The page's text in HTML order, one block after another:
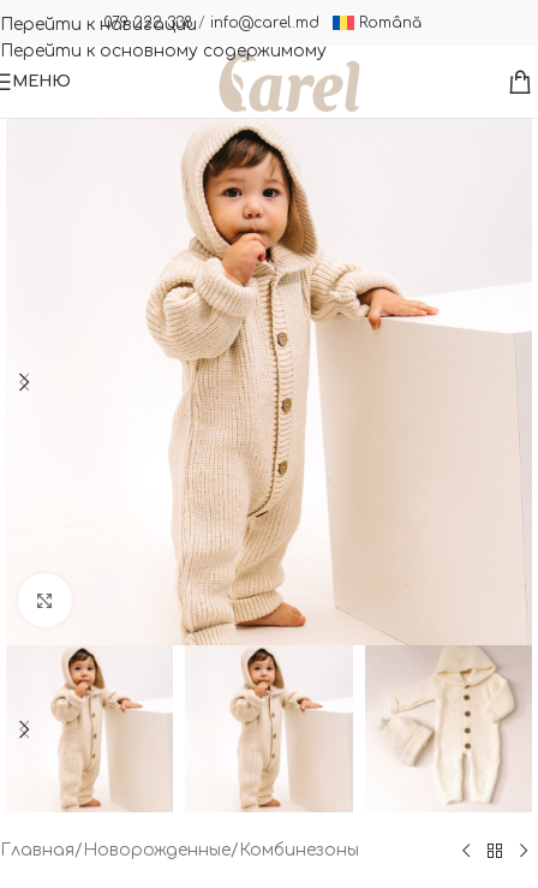
Перейти к навигации
Перейти к основному содержимому
079 222 338/ info@carel.md Română
МЕНЮ
Нажмите, чтобы увеличить
Главная/ Новорожденные/ Комбинезоны